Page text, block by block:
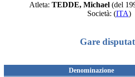
Atleta: TEDDE, Michael(del
Società: (ITA)
Gare
Denominazione